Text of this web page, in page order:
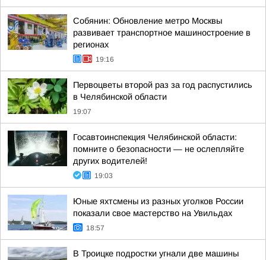
Собянин: Обновление метро Москвы
развивает транспортное машиностроение в
регионах
19:16
Первоцветы второй раз за год распустились
в Челябинской области
19:07
Госавтоинспекция Челябинской области:
помните о безопасности — не ослепляйте
других водителей!
19:03
Юные яхтсмены из разных уголков России
показали свое мастерство на Увильдах
18:57
В Троицке подростки угнали две машины